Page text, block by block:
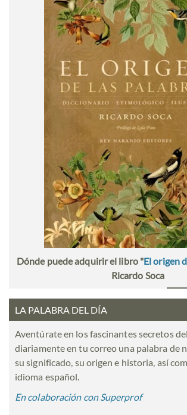
Dónde puede adquirir el libro "El origen
Ricardo Soca
LA PALABRA DEL DÍA
Aventúrate en los fascinantes secretos
diariamente en tu correo una palabra de
su significado, su origen e historia, así
idioma español.
En colaboración con Superprof